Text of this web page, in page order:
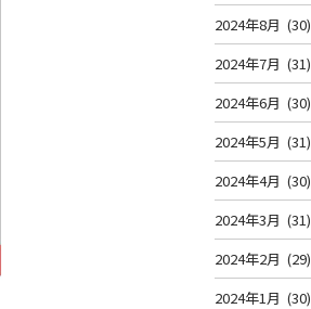
2024年8月 (30)
2024年7月 (31)
2024年6月 (30)
2024年5月 (31)
2024年4月 (30)
2024年3月 (31)
2024年2月 (29)
2024年1月 (30)